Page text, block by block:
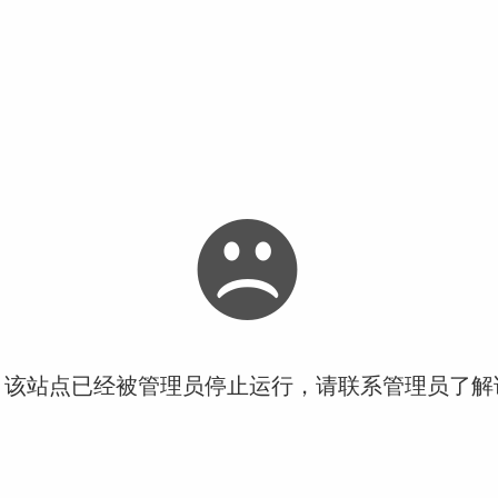
站点已经被管理员停止运行，请联系管理员了